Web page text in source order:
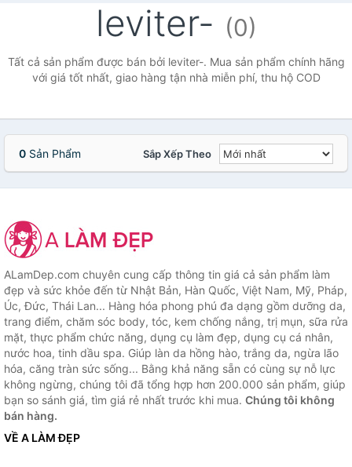
Face Shop
Waterproof
Mascara
The Face
leviter- (0)
Tất cả sản phẩm được bán bởi leviter-. Mua sản phẩm chính hãng
với giá tốt nhất, giao hàng tận nhà miễn phí, thu hộ COD
0 Sản Phẩm Sắp Xếp Theo
ALamDep.com chuyên cung cấp thông tin giá cả sản phẩm làm
đẹp và sức khỏe đến từ Nhật Bản, Hàn Quốc, Việt Nam, Mỹ, Pháp,
Úc, Đức, Thái Lan... Hàng hóa phong phú đa dạng gồm dưỡng da,
trang điểm, chăm sóc body, tóc, kem chống nắng, trị mụn, sữa rửa
mặt, thực phẩm chức năng, dụng cụ làm đẹp, dụng cụ cá nhân,
nước hoa, tinh dầu spa. Giúp làn da hồng hào, trắng da, ngừa lão
hóa, căng tràn sức sống... Bằng khả năng sẵn có cùng sự nỗ lực
không ngừng, chúng tôi đã tổng hợp hơn 200.000 sản phẩm, giúp
bạn so sánh giá, tìm giá rẻ nhất trước khi mua. Chúng tôi không
bán hàng.
VỀ A LÀM ĐẸP